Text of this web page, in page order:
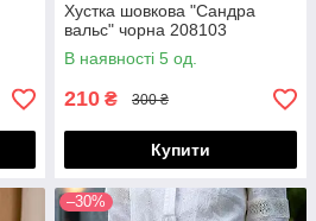
Хустка шовкова "Сандра
вальс" чорна 208103
В наявності 5 од.
210 ₴ 300 ₴
Купити
–30%